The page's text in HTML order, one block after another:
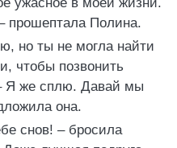
прошептала Полина.
но ты не могла найти
чтобы позвонить
Я же сплю. Давай мы
она.
снов! – бросила